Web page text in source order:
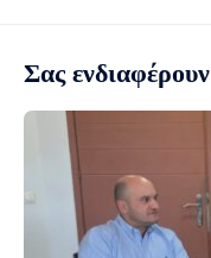
Σας ενδιαφέρουν